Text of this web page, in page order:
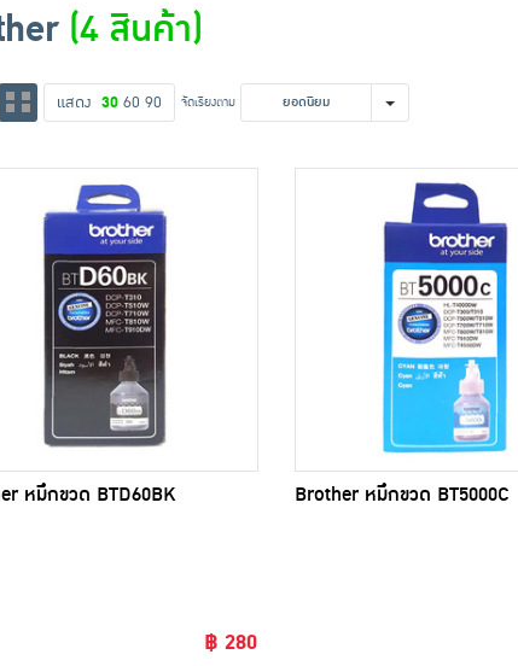
(4 สินค้า)
แสดง 30 60 90 จัดเรียงตาม ยอดนิยม
หมึกขวด BTD60BK
฿ 280
Brother หมึกขวด BT5000C